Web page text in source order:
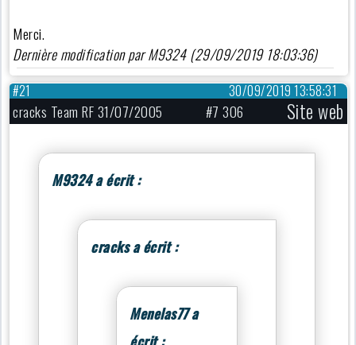
Merci.
Dernière modification par M9324 (29/09/2019 18:03:36)
30/09/2019 13:58:31
#21
cracks Team RF 31/07/2005 #7 306 Site web
M9324 a écrit :
cracks a écrit :
Menelas77 a